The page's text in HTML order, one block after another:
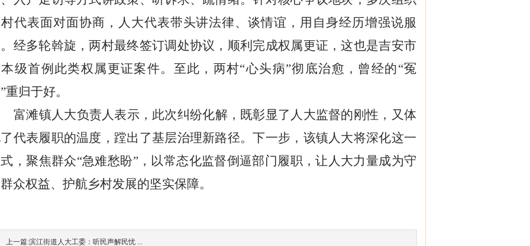
代表面对面协商，人大代表带头讲法律、谈情谊，用自身经历增强说服
经多轮斡旋，两村最终签订调处协议，顺利完成权属更证，这也是吉安市
级首例此类权属更证案件。至此，两村“心头病”彻底治愈，曾经的“冤
重归于好。
富滩镇人大负责人表示，此次纠纷化解，既彰显了人大监督的刚性，又体
代表履职的温度，蹚出了基层治理新路径。下一步，该镇人大将深化这一
，聚焦群众“急难愁盼”，以常态化监督倒逼部门履职，让人大力量成为守
众权益、护航乡村发展的坚实保障。
上一篇:滨江街道人大工委：听民声解民忧 ...